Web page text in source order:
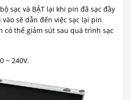
sạc và BẬT lại khi pin đã sạc đầy
vào sẽ dẫn đến việc sạc lại pin
có thể giảm sút sau quá trình sạc
~ 240V.